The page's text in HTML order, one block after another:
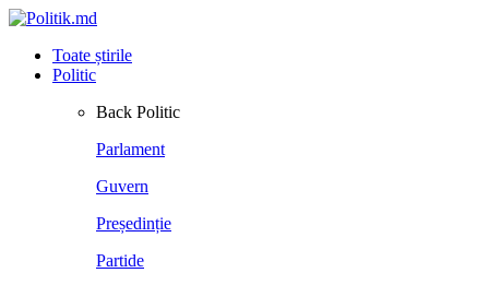
Toate știrile
Politic
Back Politic
Parlament
Guvern
Președinție
Partide